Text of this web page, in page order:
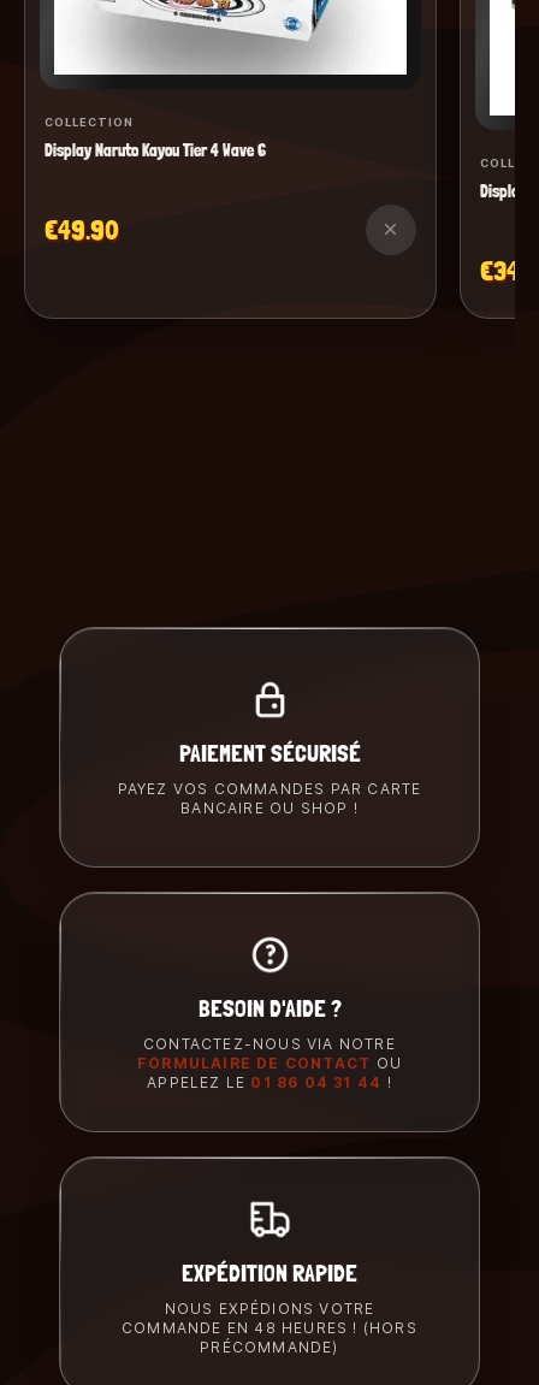
COLLECTION
Display Naruto Kayou Tier 4 Wave 6
€49.90 ×
Display
PAIEMENT SÉCURISÉ
PAYEZ VOS COMMANDES PAR CARTE
BANCAIRE OU SHOP !
BESOIN D'AIDE ?
CONTACTEZ-NOUS VIA NOTRE
FORMULAIRE DE CONTACT OU
APPELEZ LE 01 86 04 31 44 !
EXPÉDITION RAPIDE
NOUS EXPÉDIONS VOTRE
COMMANDE EN 48 HEURES ! (HORS
PRÉCOMMANDE)